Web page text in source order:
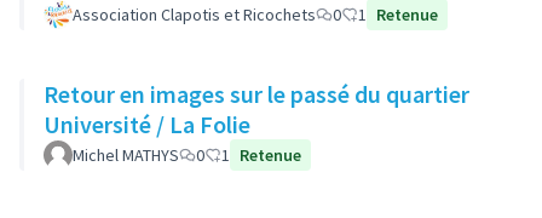
Association Clapotis et Ricochets 0 1 Retenue
Retour en images sur le passé du quartier
Université / La Folie
Michel MATHYS 0 1 Retenue